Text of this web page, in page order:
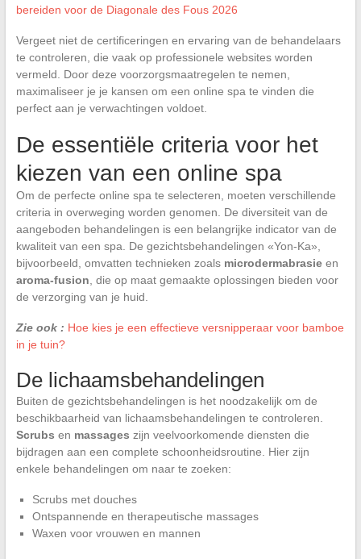
bereiden voor de Diagonale des Fous 2026
Vergeet niet de certificeringen en ervaring van de behandelaars
te controleren, die vaak op professionele websites worden
vermeld. Door deze voorzorgsmaatregelen te nemen,
maximaliseer je je kansen om een online spa te vinden die
perfect aan je verwachtingen voldoet.
De essentiële criteria voor het
kiezen van een online spa
Om de perfecte online spa te selecteren, moeten verschillende
criteria in overweging worden genomen. De diversiteit van de
aangeboden behandelingen is een belangrijke indicator van de
kwaliteit van een spa. De gezichtsbehandelingen «Yon-Ka»,
bijvoorbeeld, omvatten technieken zoals microdermabrasieen
aroma-fusion , die op maat gemaakte oplossingen bieden voor
de verzorging van je huid.
Zie ook : Hoe kies je een effectieve versnipperaar voor bamboe
in je tuin?
De lichaamsbehandelingen
Buiten de gezichtsbehandelingen is het noodzakelijk om de
beschikbaarheid van lichaamsbehandelingen te controleren.
Scrubs en massages zijn veelvoorkomende diensten die
bijdragen aan een complete schoonheidsroutine. Hier zijn
enkele behandelingen om naar te zoeken:
Scrubs met douches
Ontspannende en therapeutische massages
Waxen voor vrouwen en mannen